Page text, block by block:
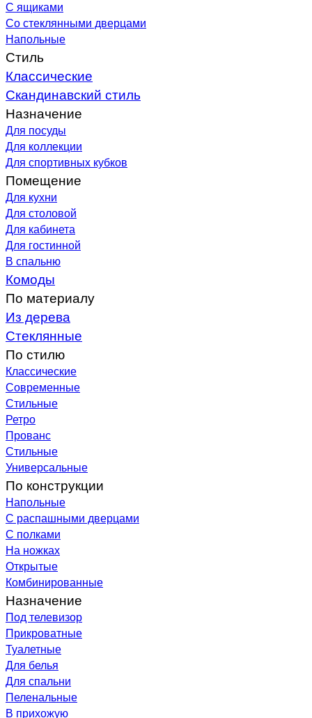
С ящиками
Со стеклянными дверцами
Напольные
Стиль
Классические
Скандинавский стиль
Назначение
Для посуды
Для коллекции
Для спортивных кубков
Помещение
Для кухни
Для столовой
Для кабинета
Для гостинной
В спальню
Комоды
По материалу
Из дерева
Стеклянные
По стилю
Классические
Современные
Стильные
Ретро
Прованс
Стильные
Универсальные
По конструкции
Напольные
С распашными дверцами
С полками
На ножках
Открытые
Комбинированные
Назначение
Под телевизор
Прикроватные
Туалетные
Для белья
Для спальни
Пеленальные
В прихожую